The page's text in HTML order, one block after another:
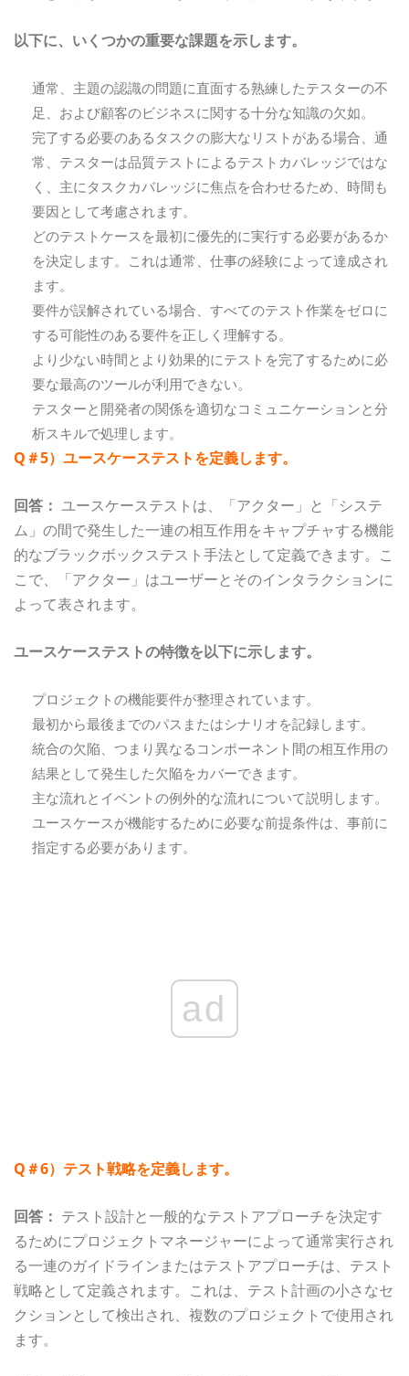
以下に、いくつかの重要な課題を示します。
通常、主題の認識の問題に直面する熟練したテスターの不
足、および顧客のビジネスに関する十分な知識の欠如。
完了する必要のあるタスクの膨大なリストがある場合、通
常、テスターは品質テストによるテストカバレッジではな
く、主にタスクカバレッジに焦点を合わせるため、時間も
要因として考慮されます。
どのテストケースを最初に優先的に実行する必要があるか
を決定します。これは通常、仕事の経験によって達成され
ます。
要件が誤解されている場合、すべてのテスト作業をゼロに
する可能性のある要件を正しく理解する。
より少ない時間とより効果的にテストを完了するために必
要な最高のツールが利用できない。
テスターと開発者の関係を適切なコミュニケーションと分
析スキルで処理します。
Q＃5）ユースケーステストを定義します。
回答： ユースケーステストは、「アクター」と「システ
ム」の間で発生した一連の相互作用をキャプチャする機能
的なブラックボックステスト手法として定義できます。こ
こで、「アクター」はユーザーとそのインタラクションに
よって表されます。
ユースケーステストの特徴を以下に示します。
プロジェクトの機能要件が整理されています。
最初から最後までのパスまたはシナリオを記録します。
統合の欠陥、つまり異なるコンポーネント間の相互作用の
結果として発生した欠陥をカバーできます。
主な流れとイベントの例外的な流れについて説明します。
ユースケースが機能するために必要な前提条件は、事前に
指定する必要があります。
ad
Q＃6）テスト戦略を定義します。
回答： テスト設計と一般的なテストアプローチを決定す
るためにプロジェクトマネージャーによって通常実行され
る一連のガイドラインまたはテストアプローチは、テスト
戦略として定義されます。これは、テスト計画の小さなセ
クションとして検出され、複数のプロジェクトで使用され
ます。